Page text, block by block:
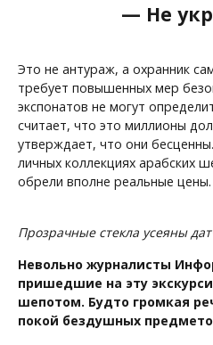
— Не
Это не антураж, а охранник
требует повышенных мер
экспонатов не могут
считает, что это миллионы
утверждает, что они
личных коллекциях арабских
обрели вполне реальные цены.
Прозрачные стекла усеяны
Невольно журналисты
пришедшие на эту
шепотом. Будто громкая
покой бездушных